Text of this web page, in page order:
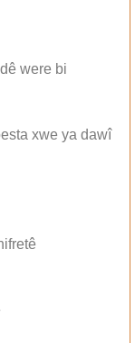
were bi
xwe ya dawî